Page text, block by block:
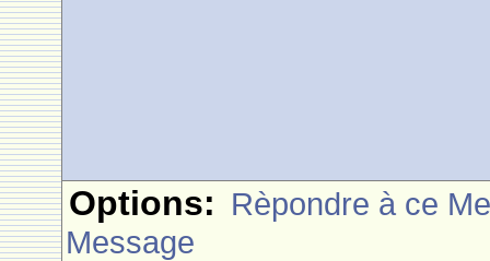
Options: Rèpondre à ce
Message